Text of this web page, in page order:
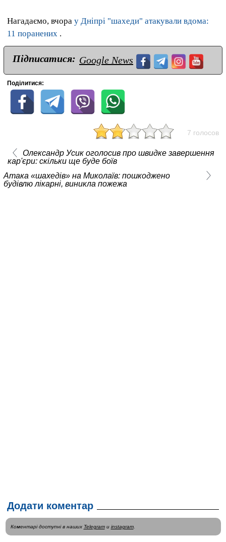
Нагадаємо, вчора у Дніпрі "шахеди" атакували вдома:
11 поранених .
Підписатися: Google News
Поділитися:
7 голосов
Олександр Усик оголосив про швидке завершення
кар'єри: скільки ще буде боїв
Атака «шахедів» на Миколаїв: пошкоджено
будівлю лікарні, виникла пожежа
Додати коментар
Коментарі доступні в наших Telegramи instagram.